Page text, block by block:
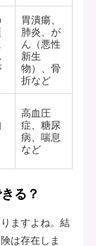
胃潰瘍、
肺炎、が
ん（悪性
新生
物）、骨
折など
高血圧
症、糖尿
病、喘息
など
る？
ますよね。結
は存在しま